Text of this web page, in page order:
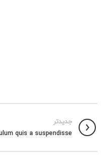
جدیدتر
quis a suspendisse